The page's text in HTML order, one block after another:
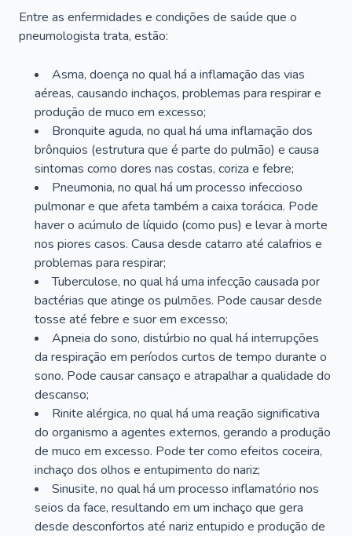
Entre as enfermidades e condições de saúde que o
pneumologista trata, estão:
Asma, doença no qual há a inflamação das vias
aéreas, causando inchaços, problemas para respirar e
produção de muco em excesso;
Bronquite aguda, no qual há uma inflamação dos
brônquios (estrutura que é parte do pulmão) e causa
sintomas como dores nas costas, coriza e febre;
Pneumonia, no qual há um processo infeccioso
pulmonar e que afeta também a caixa torácica. Pode
haver o acúmulo de líquido (como pus) e levar à morte
nos piores casos. Causa desde catarro até calafrios e
problemas para respirar;
Tuberculose, no qual há uma infecção causada por
bactérias que atinge os pulmões. Pode causar desde
tosse até febre e suor em excesso;
Apneia do sono, distúrbio no qual há interrupções
da respiração em períodos curtos de tempo durante o
sono. Pode causar cansaço e atrapalhar a qualidade do
descanso;
Rinite alérgica, no qual há uma reação significativa
do organismo a agentes externos, gerando a produção
de muco em excesso. Pode ter como efeitos coceira,
inchaço dos olhos e entupimento do nariz;
Sinusite, no qual há um processo inflamatório nos
seios da face, resultando em um inchaço que gera
desde desconfortos até nariz entupido e produção de